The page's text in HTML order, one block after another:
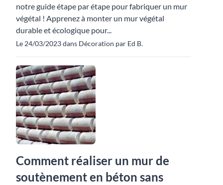
notre guide étape par étape pour fabriquer un mur
végétal ! Apprenez à monter un mur végétal
durable et écologique pour...
Le 24/03/2023 dans Décoration par Ed B.
Comment réaliser un mur de
soutènement en béton sans